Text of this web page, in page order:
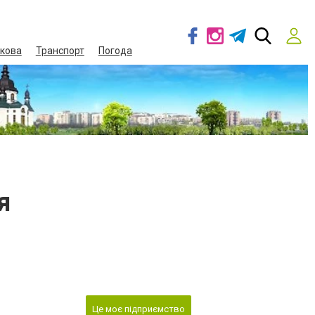
Транспорт Погода
Це моє підприємство